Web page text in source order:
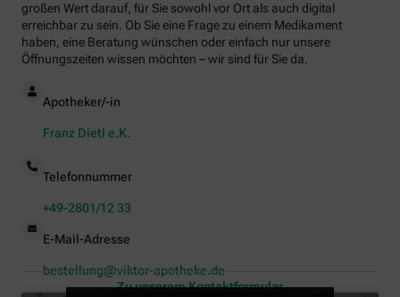
großen Wert darauf, für Sie sowohl vor Ort als auch digital
erreichbar zu sein. Ob Sie eine Frage zu einem Medikament
haben, eine Beratung wünschen oder einfach nur unsere
Öffnungszeiten wissen möchten – wir sind für Sie da.
Apotheker/-in
Franz Dietl e.K.
Telefonnummer
+49-2801/12 33
E-Mail-Adresse
bestellung@viktor-apotheke.de
Zu unserem Kontaktformular